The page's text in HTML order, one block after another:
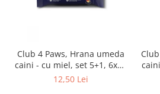
Club 4 Paws, Hrana umeda
caini - cu miel, set 5+1, 6x80
g
12,50 Lei